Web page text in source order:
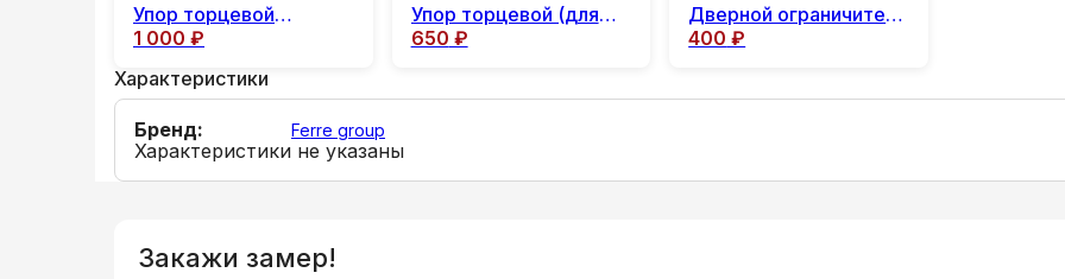
Упор торцевой
скрытый-магнитный
1 000 ₽
Упор торцевой (для
замыкания одного
650 ₽
Дверной ограничитель
шар
400 ₽
Характеристики
Бренд: Ferre group
Характеристики не указаны
Закажи замер!